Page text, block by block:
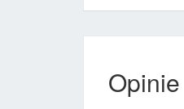
Opinie